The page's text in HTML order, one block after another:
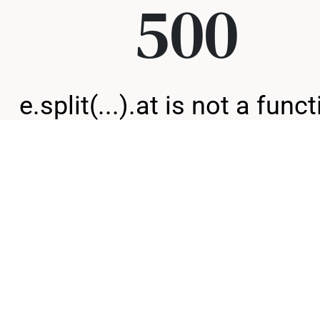
500
e.split(...).at is not a